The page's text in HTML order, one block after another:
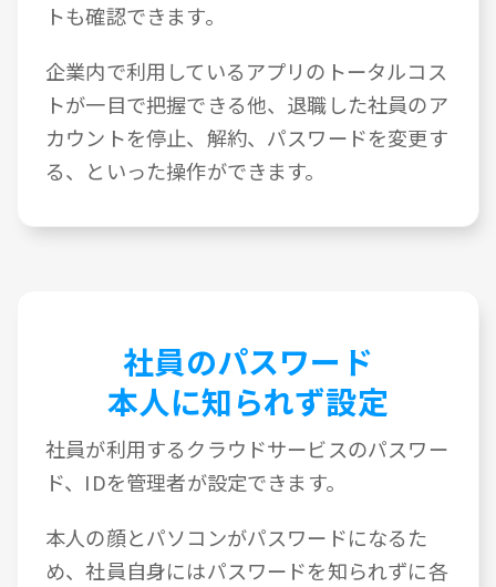
トも確認できます。
企業内で利用しているアプリのトータルコス
トが一目で把握できる他、退職した社員のア
カウントを停止、解約、パスワードを変更す
る、といった操作ができます。
社員のパスワード
本人に知られず設定
社員が利用するクラウドサービスのパスワー
ド、IDを管理者が設定できます。
本人の顔とパソコンがパスワードになるた
め、社員自身にはパスワードを知られずに各